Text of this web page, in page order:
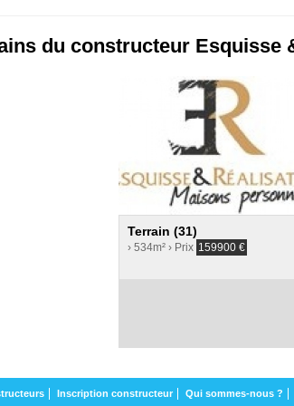
du constructeur Esquisse
Terrain (31)
› 534m² › Prix 159900 €
Inscription constructeur Qui sommes-nous ?